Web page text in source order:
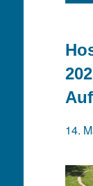
14.